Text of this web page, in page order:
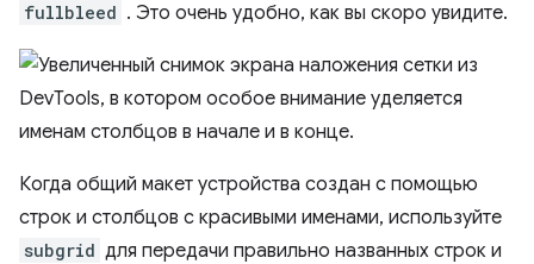
fullbleed . Это очень удобно, как вы скоро увидите.
Когда общий макет устройства создан с помощью
строк и столбцов с красивыми именами, используйте
subgrid для передачи правильно названных строк и